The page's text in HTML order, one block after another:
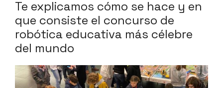
Te explicamos cómo se hace y en
que consiste el concurso de
robótica educativa más célebre
del mundo